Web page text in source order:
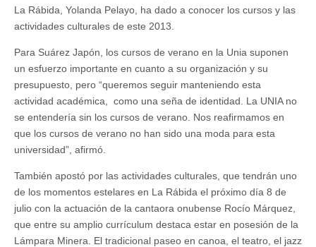
La Rábida, Yolanda Pelayo, ha dado a conocer los cursos y las
actividades culturales de este 2013.
Para Suárez Japón, los cursos de verano en la Unia suponen
un esfuerzo importante en cuanto a su organización y su
presupuesto, pero “queremos seguir manteniendo esta
actividad académica, como una seña de identidad. La UNIA no
se entendería sin los cursos de verano. Nos reafirmamos en
que los cursos de verano no han sido una moda para esta
universidad”, afirmó.
También apostó por las actividades culturales, que tendrán uno
de los momentos estelares en La Rábida el próximo día 8 de
julio con la actuación de la cantaora onubense Rocío Márquez,
que entre su amplio currículum destaca estar en posesión de la
Lámpara Minera. El tradicional paseo en canoa, el teatro, el jazz